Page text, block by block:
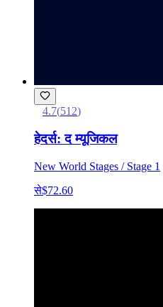
4.7(512)
हेदर्स: द म्यूजिकल
New World Stages / Stage 1
से$72.60